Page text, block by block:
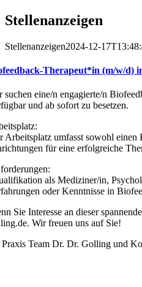
Stellenanzeigen
Stellenanzeigen2024-12-
Therapeut*in (m/w/d)
suchen eine/n engagierte/n
und ab sofort zu besetzen.
Arbeitsplatz umfasst sowohl
für eine erfolgreiche
als Mediziner/in,
oder Kenntnisse in
Sie Interesse an dieser
Wir freuen uns auf Sie!
Team Dr. Dr. Golling und